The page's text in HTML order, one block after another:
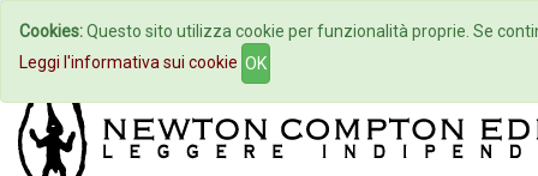
Home Autori Eventi
Cookies:Questo sito utilizza cookie per funzionalità proprie. Se
Leggi l'informativa sui cookie OK